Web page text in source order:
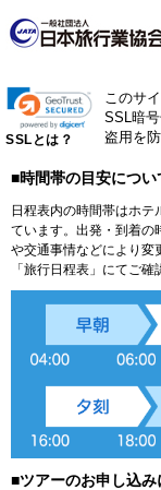
SSLとは？
このサ
SSL暗
盗用を
■時間帯の目安につい
日程表内の時間帯はホテ
ています。出発・到着の
や交通事情などにより変
「旅行日程表」にてご確
■ツアーのお申し込み